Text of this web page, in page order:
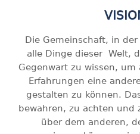
Die Gemeinschaft, in
alle Dinge dieser Welt,
Gegenwart zu wissen,
Erfahrungen eine
gestalten zu können.
bewahren, zu achten und
über dem anderen,